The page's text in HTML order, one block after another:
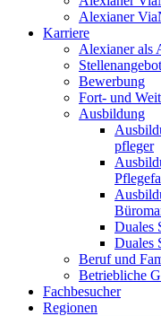
Alexianer
Karriere
Alexianer als
Bewerbung
Fort- und
Ausbildung
pfleger
Duales
Duales
Beruf und
Betriebliche
Fachbesucher
Regionen